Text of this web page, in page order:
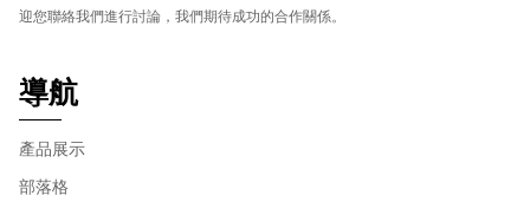
迎您聯絡我們進行討論，我們期待成功的合作關係。
導航
產品展示
部落格